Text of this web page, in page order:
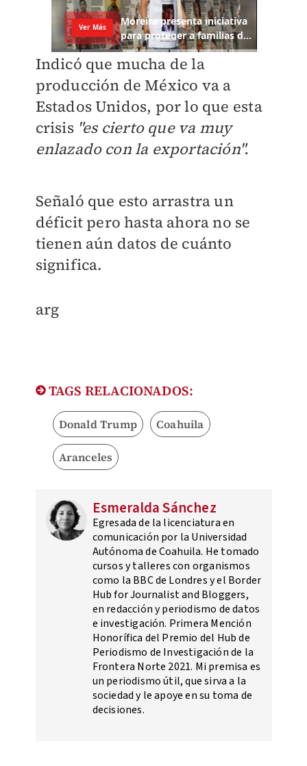
Indicó que mucha de la
producción de México va a
Estados Unidos, por lo que esta
crisis"es cierto que va muy
enlazado con la exportación".
Señaló que esto arrastra un
déficit pero hasta ahora no se
tienen aún datos de cuánto
significa.
arg
TAGS RELACIONADOS:
Donald Trump Coahuila
Aranceles
Esmeralda Sánchez
Egresada de la licenciatura en
comunicación por la Universidad
Autónoma de Coahuila. He tomado
cursos y talleres con organismos
como la BBC de Londres y el Border
Hub for Journalist and Bloggers,
en redacción y periodismo de datos
e investigación. Primera Mención
Honorífica del Premio del Hub de
Periodismo de Investigación de la
Frontera Norte 2021. Mi premisa es
un periodismo útil, que sirva a la
sociedad y le apoye en su toma de
decisiones.